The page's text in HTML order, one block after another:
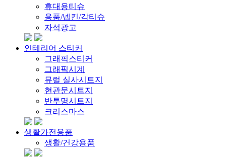
휴대용티슈
용품/넵킨/각티슈
자석광고
인테리어 스티커
그래픽스티커
그래픽시계
뮤럴 실사시트지
현관문시트지
반투명시트지
크리스마스
생활가전용품
생활/건강용품